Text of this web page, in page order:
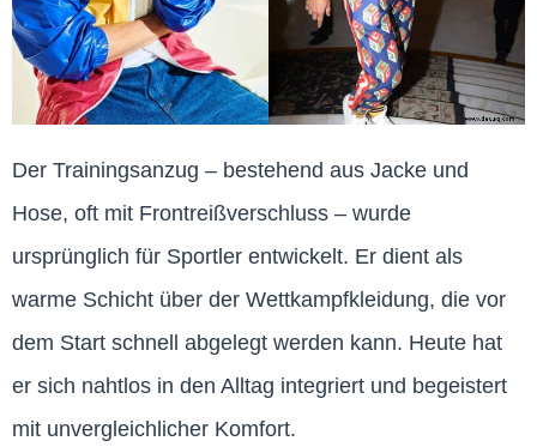
Der Trainingsanzug – bestehend aus Jacke und
Hose, oft mit Frontreißverschluss – wurde
ursprünglich für Sportler entwickelt. Er dient als
warme Schicht über der Wettkampfkleidung, die vor
dem Start schnell abgelegt werden kann. Heute hat
er sich nahtlos in den Alltag integriert und begeistert
mit unvergleichlicher Komfort.